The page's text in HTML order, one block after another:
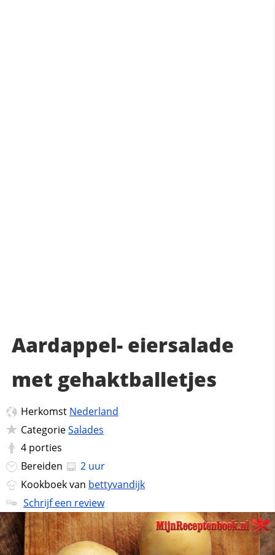
Aardappel- eiersalade
met gehaktballetjes
Herkomst Nederland
CategorieSalades
4 porties
Bereiden
2 uur
Kookboek van bettyvandijk
Schrijf een review